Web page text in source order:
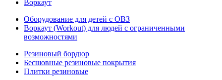
Воркаут
Оборудование для детей с ОВЗ
Воркаут (Workout) для людей с ограниченными
возможностями
Резиновый бордюр
Бесшовные резиновые покрытия
Плитки резиновые